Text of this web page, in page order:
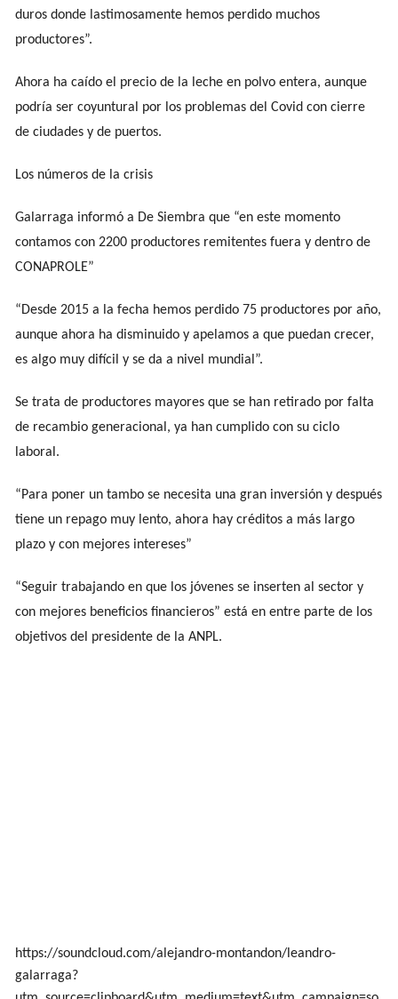
duros donde lastimosamente hemos perdido muchos
productores”.
Ahora ha caído el precio de la leche en polvo entera, aunque
podría ser coyuntural por los problemas del Covid con cierre
de ciudades y de puertos.
Los números de la crisis
Galarraga informó a De Siembra que “en este momento
contamos con 2200 productores remitentes fuera y dentro de
CONAPROLE”
“Desde 2015 a la fecha hemos perdido 75 productores por año,
aunque ahora ha disminuido y apelamos a que puedan crecer,
es algo muy difícil y se da a nivel mundial”.
Se trata de productores mayores que se han retirado por falta
de recambio generacional, ya han cumplido con su ciclo
laboral.
“Para poner un tambo se necesita una gran inversión y después
tiene un repago muy lento, ahora hay créditos a más largo
plazo y con mejores intereses”
“Seguir trabajando en que los jóvenes se inserten al sector y
con mejores beneficios financieros” está en entre parte de los
objetivos del presidente de la ANPL.
https://soundcloud.com/alejandro-montandon/leandro-
galarraga?